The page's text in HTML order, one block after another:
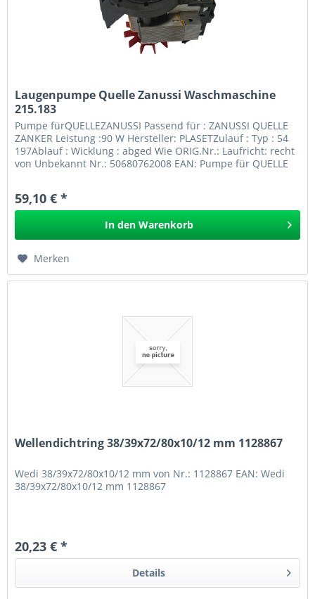
Laugenpumpe Quelle Zanussi Waschmaschine
215.183
Pumpe fürQUELLEZANUSSI Passend für : ZANUSSI QUELLE
ZANKER Leistung :90 W Hersteller: PLASETZulauf : Typ : 54
197Ablauf : Wicklung : abged Wie ORIG.Nr.: Laufricht: recht
von Unbekannt Nr.: 50680762008 EAN: Pumpe für QUELLE
59,10 € *
In den Warenkorb
Merken
Wellendichtring 38/39x72/80x10/12 mm 1128867
Wedi 38/39x72/80x10/12 mm von Nr.: 1128867 EAN: Wedi
38/39x72/80x10/12 mm 1128867
20,23 € *
Details